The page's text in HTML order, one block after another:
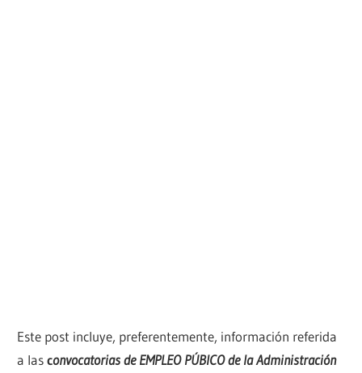
Este post incluye, preferentemente, información referida
a lasconvocatorias de EMPLEO PÚBICO de la Administración